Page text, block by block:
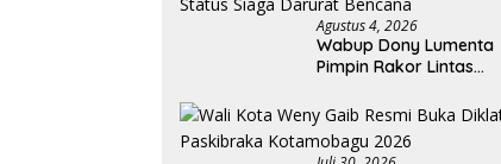
Agustus 4, 2026
Wabup Dony Lumenta
Pimpin Rakor Lintas
Resmi Tetapkan Status
Siaga Darurat Bencana